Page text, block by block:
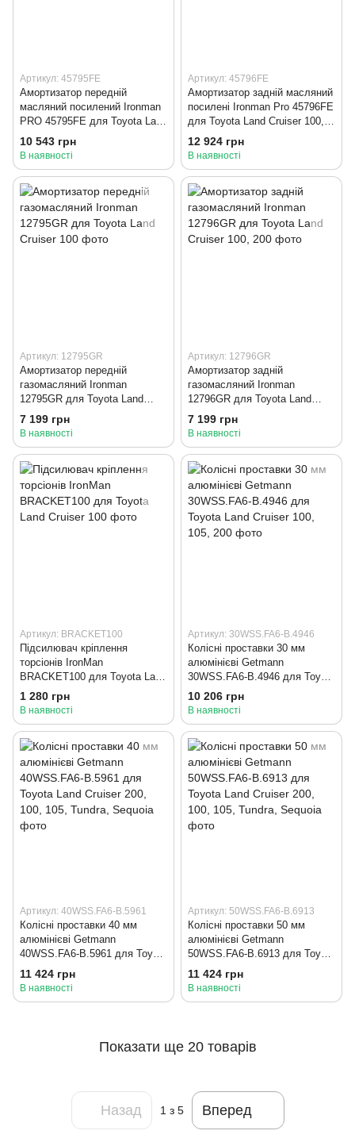
Артикул: 45795FE
Амортизатор передній
масляний посилений Ironman
PRO 45795FE для Toyota Land
Cruiser 100
10 543 грн
В наявності
Артикул: 45796FE
Амортизатор задній масляний
посилені Ironman Pro 45796FE
для Toyota Land Cruiser 100,
200
12 924 грн
В наявності
Артикул: 12795GR
Амортизатор передній
газомасляний Ironman
12795GR для Toyota Land
Cruiser 100
7 199 грн
В наявності
Артикул: 12796GR
Амортизатор задній
газомасляний Ironman
12796GR для Toyota Land
Cruiser 100, 200
7 199 грн
В наявності
Артикул: BRACKET100
Підсилювач кріплення
торсіонів IronMan
BRACKET100 для Toyota Land
Cruiser 100
1 280 грн
В наявності
Артикул: 30WSS.FA6-B.4946
Колісні проставки 30 мм
алюмінієві Getmann
30WSS.FA6-B.4946 для Toyota
Land Cruiser 100, 105, 200
10 206 грн
В наявності
Артикул: 40WSS.FA6-B.5961
Колісні проставки 40 мм
алюмінієві Getmann
40WSS.FA6-B.5961 для Toyota
Land Cruiser 200, 100, 105,
Tundra, Sequoia
11 424 грн
В наявності
Артикул: 50WSS.FA6-B.6913
Колісні проставки 50 мм
алюмінієві Getmann
50WSS.FA6-B.6913 для Toyota
Land Cruiser 200, 100, 105,
Tundra, Sequoia
11 424 грн
В наявності
Показати ще 20 товарів
Назад 1 з 5 Вперед